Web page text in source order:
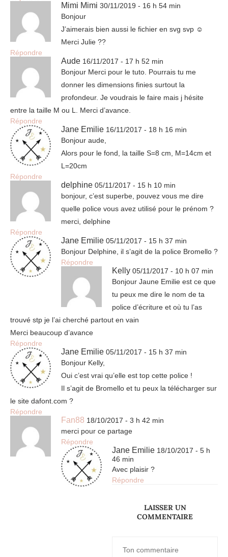
Mimi Mimi 30/11/2019 - 16 h 54 min
Bonjour
J’aimerais bien aussi le fichier en svg svp ☺️
Merci Julie ??
Répondre
Aude 16/11/2017 - 17 h 52 min
Bonjour Merci pour le tuto. Pourrais tu me
donner les dimensions finies surtout la
profondeur. Je voudrais le faire mais j hésite
entre la taille M ou L. Merci d’avance.
Répondre
Jane Emilie 16/11/2017 - 18 h 16 min
Bonjour aude,
Alors pour le fond, la taille S=8 cm, M=14cm et
L=20cm
Répondre
delphine 05/11/2017 - 15 h 10 min
bonjour, c’est superbe, pouvez vous me dire
quelle police vous avez utilisé pour le prénom ?
merci, delphine
Répondre
Jane Emilie 05/11/2017 - 15 h 37 min
Bonjour Delphine, il s’agit de la police Bromello ?
Répondre
Kelly 05/11/2017 - 10 h 07 min
Bonjour Jaune Emilie est ce que
tu peux me dire le nom de ta
police d’écriture et où tu l’as
trouvé stp je l’ai cherché partout en vain
Merci beaucoup d’avance
Répondre
Jane Emilie 05/11/2017 - 15 h 37 min
Bonjour Kelly,
Oui c’est vrai qu’elle est top cette police !
Il s’agit de Bromello et tu peux la télécharger sur
le site dafont.com ?
Répondre
Fan88 18/10/2017 - 3 h 42 min
merci pour ce partage
Répondre
Jane Emilie 18/10/2017 - 5 h
46 min
Avec plaisir ?
Répondre
LAISSER UN
COMMENTAIRE